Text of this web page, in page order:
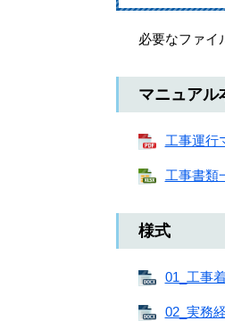
必要なファイ
マニュアル
工事運行
工事書類
様式
01_工事
02_実務